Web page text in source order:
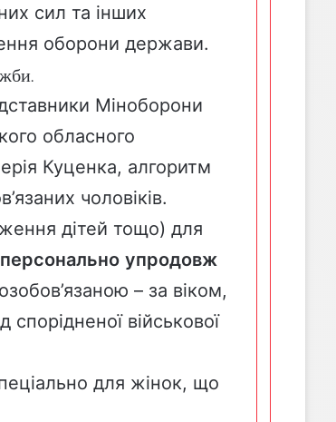
сил та інших
оборони держави.
Міноборони
обласного
Куценка, алгоритм
чоловіків.
дітей тощо) для
персонально упродовж
– за віком,
військової
для жінок, що